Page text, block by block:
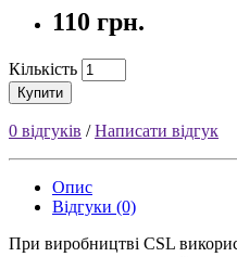
110 грн.
Кількість
Купити
0 відгуків /Написати відгук
Опис
Відгуки (0)
При виробництві CSL